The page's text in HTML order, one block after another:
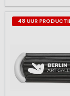
48 UUR